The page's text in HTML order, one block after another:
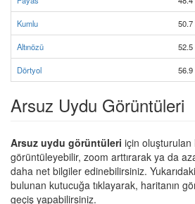
Kumlu 50.7
Altınözü 52.5
Dörtyol 56.9
Arsuz Uydu Görüntüleri
Arsuz uydu görüntüleri için oluşturulan
görüntüleyebilir, zoom arttırarak ya da
daha net bilgiler edinebilirsiniz.
bulunan kutucuğa tıklayarak, haritanın
geçiş yapabilirsiniz.